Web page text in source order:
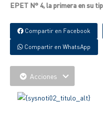
EPET N° 4, la primera en su
Compartir en Facebook
Compartir en WhatsApp
Acciones